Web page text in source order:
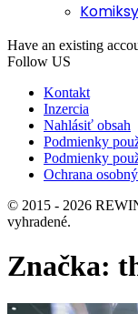
Have an existing
Follow US
Kontakt
Inzercia
Nahlásiť obsah
Podmienky
Podmienky
Ochrana
© 2015 - 2026
vyhradené.
Značka: